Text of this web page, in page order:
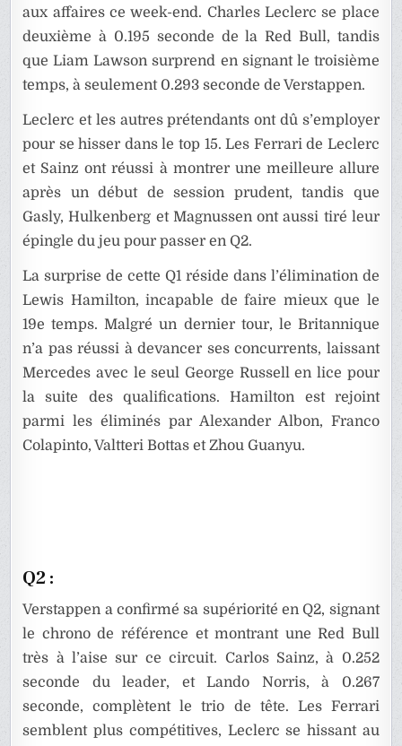
aux affaires ce week-end. Charles Leclerc se place
deuxième à 0.195 seconde de la Red Bull, tandis
que Liam Lawson surprend en signant le troisième
temps, à seulement 0.293 seconde de Verstappen.
Leclerc et les autres prétendants ont dû s’employer
pour se hisser dans le top 15. Les Ferrari de Leclerc
et Sainz ont réussi à montrer une meilleure allure
après un début de session prudent, tandis que
Gasly, Hulkenberg et Magnussen ont aussi tiré leur
épingle du jeu pour passer en Q2.
La surprise de cette Q1 réside dans l’élimination de
Lewis Hamilton, incapable de faire mieux que le
19e temps. Malgré un dernier tour, le Britannique
n’a pas réussi à devancer ses concurrents, laissant
Mercedes avec le seul George Russell en lice pour
la suite des qualifications. Hamilton est rejoint
parmi les éliminés par Alexander Albon, Franco
Colapinto, Valtteri Bottas et Zhou Guanyu.
Q2 :
Verstappen a confirmé sa supériorité en Q2, signant
le chrono de référence et montrant une Red Bull
très à l’aise sur ce circuit. Carlos Sainz, à 0.252
seconde du leader, et Lando Norris, à 0.267
seconde, complètent le trio de tête. Les Ferrari
semblent plus compétitives, Leclerc se hissant au